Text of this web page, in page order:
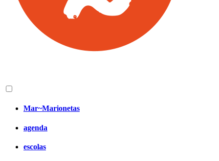
Mar~Marionetas
agenda
escolas